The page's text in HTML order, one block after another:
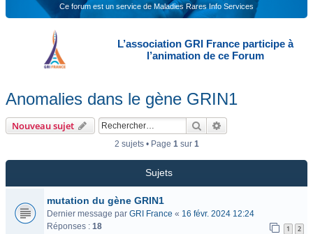
Ce forum est un service de Maladies Rares Info Services
L’association GRI France participe à
l’animation de ce Forum
Anomalies dans le gène GRIN1
Nouveau sujet Rechercher
2 sujets • Page 1sur 1
Sujets
mutation du gène GRIN1
Dernier message par GRI France « 16 févr. 2024 12:24
Réponses : 18 1 2